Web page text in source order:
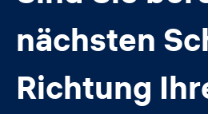
nächsten
Richtung